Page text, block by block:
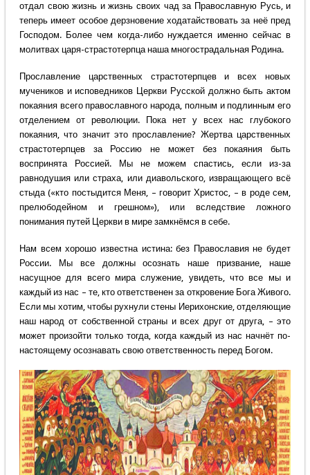
отдал свою жизнь и жизнь своих чад за Православную Русь, и
теперь имеет особое дерзновение ходатайствовать за неё пред
Господом. Более чем когда-либо нуждается именно сейчас в
молитвах царя-страстотерпца наша многострадальная Родина.
Прославление царственных страстотерпцев и всех новых
мучеников и исповедников Церкви Русской должно быть актом
покаяния всего православного народа, полным и подлинным его
отделением от революции. Пока нет у всех нас глубокого
покаяния, что значит это прославление? Жертва царственных
страстотерпцев за Россию не может без покаяния быть
воспринята Россией. Мы не можем спастись, если из-за
равнодушия или страха, или диавольского, извращающего всё
стыда («кто постыдится Меня, – говорит Христос, – в роде сем,
прелюбодейном и грешном»), или вследствие ложного
понимания путей Церкви в мире замкнёмся в себе.
Нам всем хорошо известна истина: без Православия не будет
России. Мы все должны осознать наше призвание, наше
насущное для всего мира служение, увидеть, что все мы и
каждый из нас – те, кто ответственен за откровение Бога Живого.
Если мы хотим, чтобы рухнули стены Иерихонские, отделяющие
наш народ от собственной страны и всех друг от друга, – это
может произойти только тогда, когда каждый из нас начнёт по-
настоящему осознавать свою ответственность перед Богом.